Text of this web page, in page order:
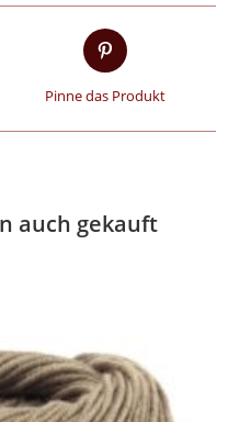
Pinne das Produkt
auch gekauft